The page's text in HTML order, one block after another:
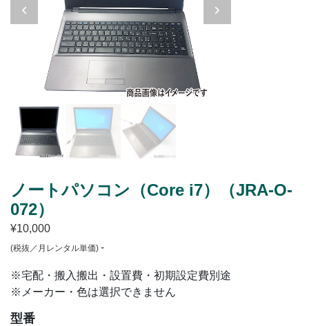
ノートパソコン（Core i7）（JRA-O-
072）
¥10,000
(税抜／月レンタル単価)
※宅配・搬入搬出・設置費・初期設定費別途
※メーカー・色は選択できません
型番